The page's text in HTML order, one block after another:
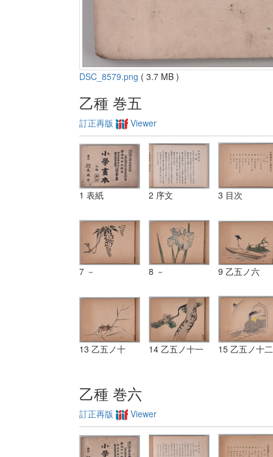
DSC_8579.png ( 3.7 MB )
乙種 巻五
訂正再版 Viewer
1 表紙 2 序文 3 目次
7 － 8 － 9 乙五ノ六
13 乙五ノ十 14 乙五ノ十一 15 乙五ノ十二
乙種 巻六
訂正再版 Viewer